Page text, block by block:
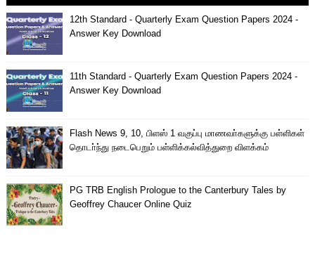
12th Standard - Quarterly Exam Question Papers 2024 -
Answer Key Download
11th Standard - Quarterly Exam Question Papers 2024 -
Answer Key Download
Flash News 9, 10, பிளஸ் 1 வகுப்பு மாணவா்களுக்கு பள்ளிகள்
தொடா்ந்து நடைபெறும் பள்ளிக்கல்வித்துறை விளக்கம்
PG TRB English Prologue to the Canterbury Tales by
Geoffrey Chaucer Online Quiz